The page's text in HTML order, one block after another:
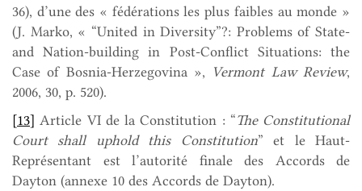
36), d’une des « fédérations les plus faibles au monde »
(J. Marko, « “United in Diversity”?: Problems of State-
and Nation-building in Post-Conflict Situations: the
Case of Bosnia-Herzegovina », Vermont Law Review,
2006, 30, p. 520).
[13] Article VI de la Constitution : “The Constitutional
Court shall uphold this Constitution” et le Haut-
Représentant est l’autorité finale des Accords de
Dayton (annexe 10 des Accords de Dayton).